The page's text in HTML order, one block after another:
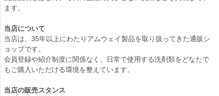
ます。
当店について
当店は、35年以上にわたりアムウェイ製品を取り扱ってきた通販シ
ョップです。
会員登録や紹介制度に関係なく、日常で使用する洗剤類をどなたで
もご購入いただける環境を整えています。
当店の販売スタンス